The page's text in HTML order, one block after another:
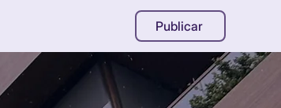
Publicar